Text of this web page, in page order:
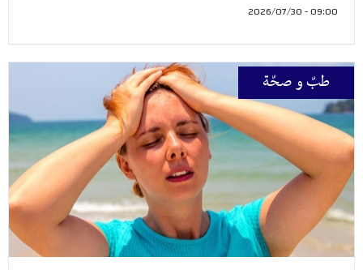
09:00 - 2026/07/30
طبّ و صحّة